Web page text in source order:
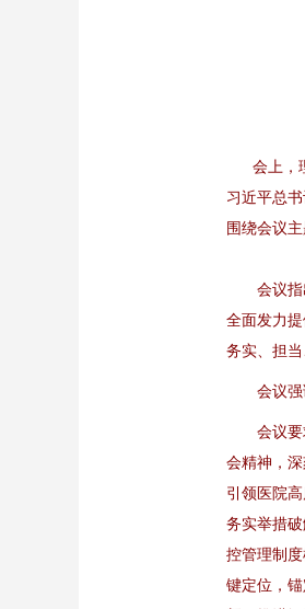
会上，理
习近平总
围绕会议
会议指出
全面发力
务实、担当
会议强调
会议要
会精神，
引领医院高
务实举措
控管理制
键定位，